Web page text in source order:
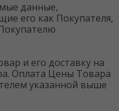
данные,
его как Покупателя,
и его доставку на
Оплата Цены Товара
указанной выше